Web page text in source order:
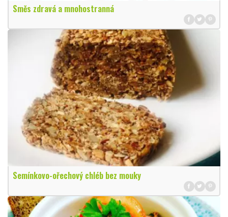
Směs zdravá a mnohostranná
Semínkovo-ořechový chléb bez mouky